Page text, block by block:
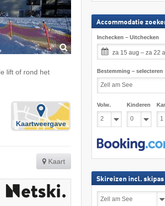
lift of rond het
Kaartweergave
Kaart
Accommodatie
Inchecken – Uitchecken
za 15 aug – za 22
Bestemming – selecteren
Volw. Kinderen
Skireizen incl. skipas
incl.